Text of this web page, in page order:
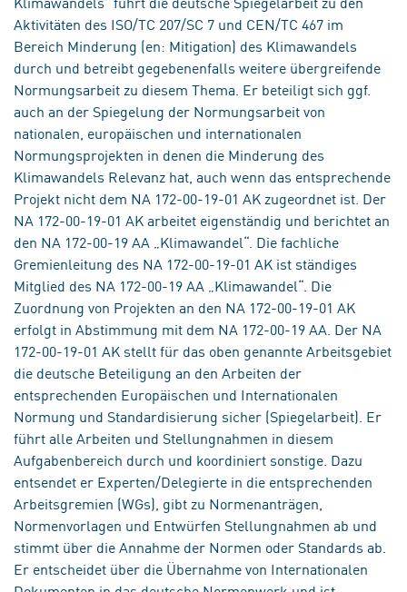
Aktivitäten des ISO/TC 207/SC 7 und CEN/TC 467 im
Bereich Minderung (en: Mitigation) des Klimawandels
durch und betreibt gegebenenfalls weitere übergreifende
Normungsarbeit zu diesem Thema. Er beteiligt sich ggf.
auch an der Spiegelung der Normungsarbeit von
nationalen, europäischen und internationalen
Normungsprojekten in denen die Minderung des
Klimawandels Relevanz hat, auch wenn das entsprechende
Projekt nicht dem NA 172-00-19-01 AK zugeordnet ist. Der
NA 172-00-19-01 AK arbeitet eigenständig und berichtet an
den NA 172-00-19 AA „Klimawandel“. Die fachliche
Gremienleitung des NA 172-00-19-01 AK ist ständiges
Mitglied des NA 172-00-19 AA „Klimawandel“. Die
Zuordnung von Projekten an den NA 172-00-19-01 AK
erfolgt in Abstimmung mit dem NA 172-00-19 AA. Der NA
172-00-19-01 AK stellt für das oben genannte Arbeitsgebiet
die deutsche Beteiligung an den Arbeiten der
entsprechenden Europäischen und Internationalen
Normung und Standardisierung sicher (Spiegelarbeit). Er
führt alle Arbeiten und Stellungnahmen in diesem
Aufgabenbereich durch und koordiniert sonstige. Dazu
entsendet er Experten/Delegierte in die entsprechenden
Arbeitsgremien (WGs), gibt zu Normenanträgen,
Normenvorlagen und Entwürfen Stellungnahmen ab und
stimmt über die Annahme der Normen oder Standards ab.
Er entscheidet über die Übernahme von Internationalen